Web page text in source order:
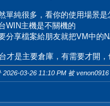
單純很多，看你的使用場景是
WIN主機是不關機的
分享檔案給朋友就把VM中的
才是主要倉庫，有需要才開
2026-03-26 11:10 PM 被 venon0916